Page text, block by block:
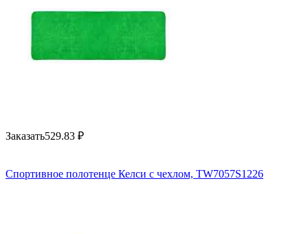
Заказать529.83 ₽
Спортивное полотенце Келси с чехлом, TW7057S1226